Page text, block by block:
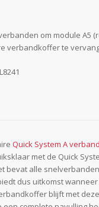
om module A5
verbandkoffer te
Quick System A
met de Quick
bevat alle
dus uitkomst
blijft met